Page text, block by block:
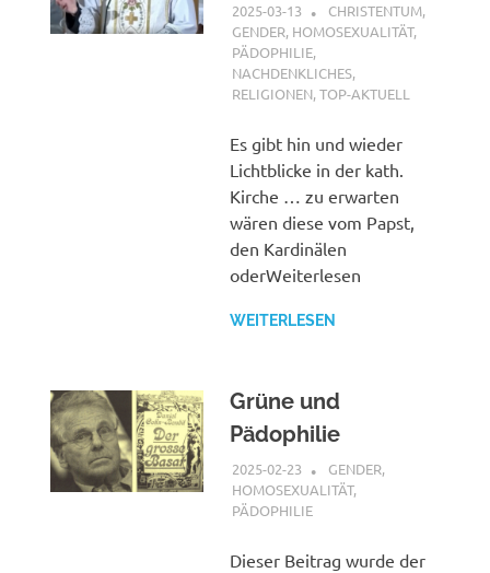
2025-03-13 XX
CHRISTENTUM,
GENDER, HOMOSEXUALITÄT,
PÄDOPHILIE,
NACHDENKLICHES,
RELIGIONEN,TOP-AKTUELL
Es gibt hin und wieder
Lichtblicke in der kath.
Kirche … zu erwarten
wären diese vom Papst,
den Kardinälen
oderWeiterlesen
WEITERLESEN
Grüne und
Pädophilie
2025-02-23 XX
GENDER,
HOMOSEXUALITÄT,
PÄDOPHILIE
Dieser Beitrag wurde der